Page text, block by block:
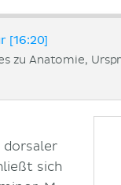
[16:20]
zu Anatomie,
sich